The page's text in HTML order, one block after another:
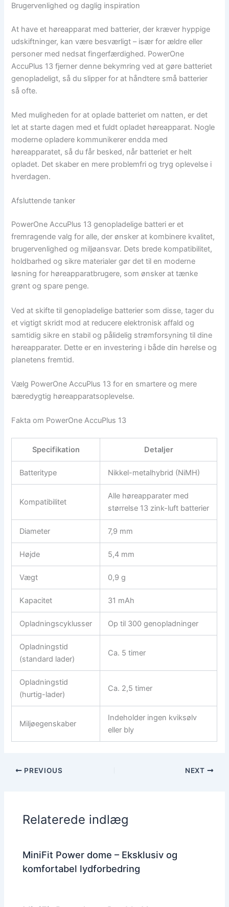
Brugervenlighed og daglig inspiration
At have et høreapparat med batterier, der kræver hyppige
udskiftninger, kan være besværligt – især for ældre eller
personer med nedsat fingerfærdighed. PowerOne
AccuPlus 13 fjerner denne bekymring ved at gøre batteriet
genopladeligt, så du slipper for at håndtere små batterier
så ofte.
Med muligheden for at oplade batteriet om natten, er det
let at starte dagen med et fuldt opladet høreapparat. Nogle
moderne opladere kommunikerer endda med
høreapparatet, så du får besked, når batteriet er helt
opladet. Det skaber en mere problemfri og tryg oplevelse i
hverdagen.
Afsluttende tanker
PowerOne AccuPlus 13 genopladelige batteri er et
fremragende valg for alle, der ønsker at kombinere kvalitet,
brugervenlighed og miljøansvar. Dets brede kompatibilitet,
holdbarhed og sikre materialer gør det til en moderne
løsning for høreapparatbrugere, som ønsker at tænke
grønt og spare penge.
Ved at skifte til genopladelige batterier som disse, tager du
et vigtigt skridt mod at reducere elektronisk affald og
samtidig sikre en stabil og pålidelig strømforsyning til dine
høreapparater. Dette er en investering i både din hørelse og
planetens fremtid.
Vælg PowerOne AccuPlus 13 for en smartere og mere
bæredygtig høreapparatsoplevelse.
Fakta om PowerOne AccuPlus 13
Specifikation Detaljer
Batteritype Nikkel-metalhybrid (NiMH)
Kompatibilitet
Alle høreapparater med
størrelse 13 zink-luft batterier
Diameter 7,9 mm
Højde 5,4 mm
Vægt 0,9 g
Kapacitet 31 mAh
Opladningscyklusser Op til 300 genopladninger
Opladningstid
(standard lader)
Ca. 5 timer
Opladningstid
(hurtig-lader)
Ca. 2,5 timer
Miljøegenskaber
Indeholder ingen kviksølv
eller bly
PREVIOUS NEXT
Relaterede indlæg
MiniFit Power dome – Eksklusiv og
komfortabel lydforbedring